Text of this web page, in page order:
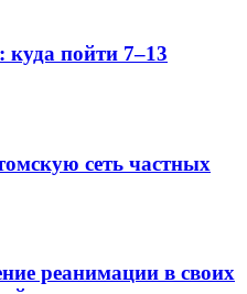
пойти 7–13
сеть частных
реанимации в своих